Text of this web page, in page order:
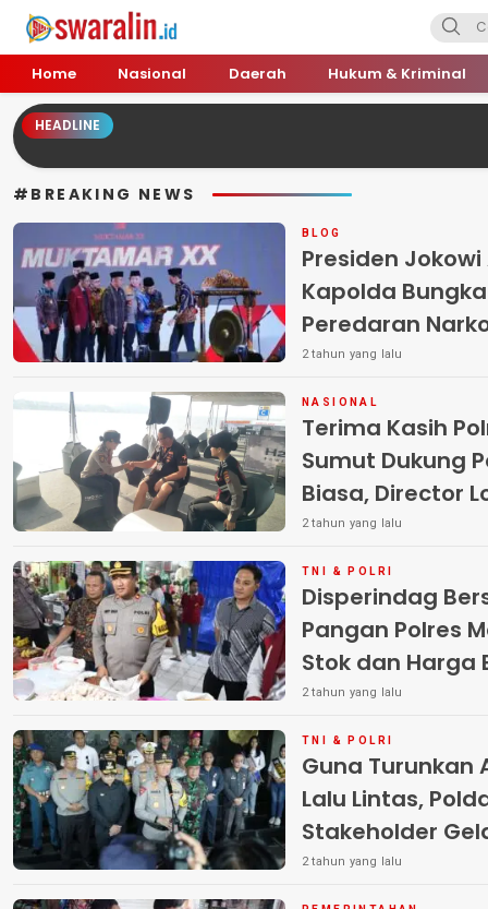
Swara Lin
Independent, Tajam & Profesional
Home Nasional Daerah Hukum & Kriminal
HEADLINE
#BREAKING NEWS
BLOG
Presiden
Kapolda
Peredaran
2 tahun yang lalu
NASIONAL
Terima Kasih
Sumut Dukung
Biasa, Director
2 tahun yang lalu
TNI & POLRI
Disperindag
Pangan Polres
Stok dan Harga
Pangan
2 tahun yang lalu
TNI & POLRI
Guna Turunkan
Lalu Lintas,
Stakeholder
Keselamatan
2 tahun yang lalu